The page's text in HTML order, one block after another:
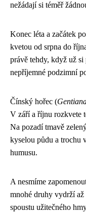
nežádají si téměř
Konec léta a začátek
kvetou od srpna do
právě tehdy, když už
nepříjemné podzimní
Čínský hořec (
V září a říjnu rozkvete
Na pozadí tmavě
kyselou půdu a trochu
humusu.
A nesmíme
mnohé druhy vydrží
spoustu užitečného